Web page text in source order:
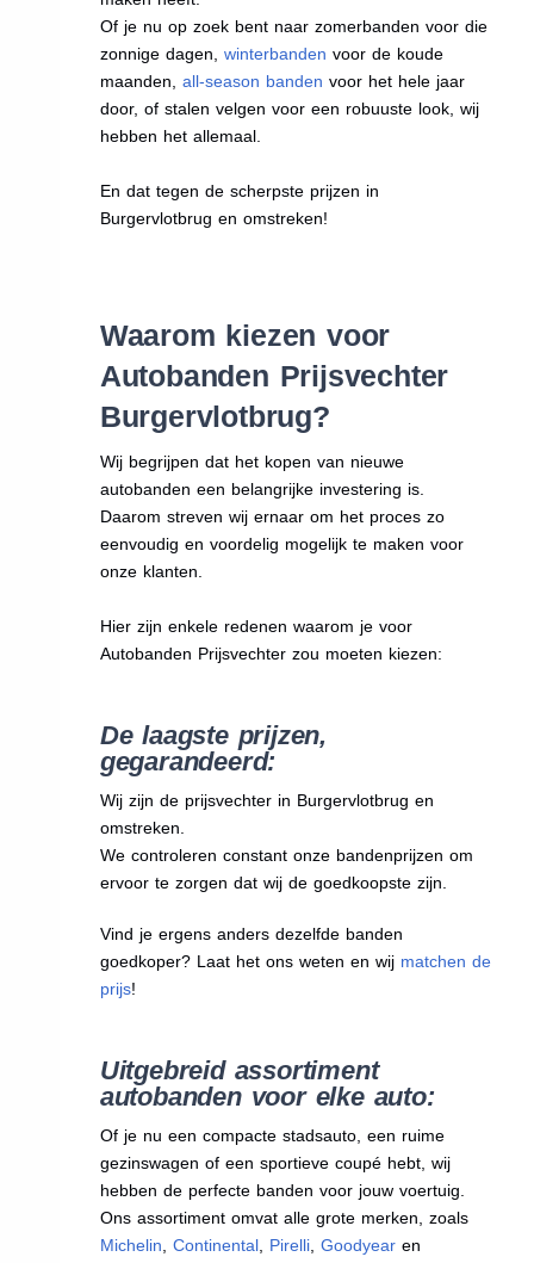
Of je nu op zoek bent naar zomerbanden voor die
zonnige dagen, winterbanden voor de koude
maanden, all-season banden voor het hele jaar
door, of stalen velgen voor een robuuste look, wij
hebben het allemaal.
En dat tegen de scherpste prijzen in
Burgervlotbrug en omstreken!
Waarom kiezen voor
Autobanden Prijsvechter
Burgervlotbrug?
Wij begrijpen dat het kopen van nieuwe
autobanden een belangrijke investering is.
Daarom streven wij ernaar om het proces zo
eenvoudig en voordelig mogelijk te maken voor
onze klanten.
Hier zijn enkele redenen waarom je voor
Autobanden Prijsvechter zou moeten kiezen:
De laagste prijzen,
gegarandeerd:
Wij zijn de prijsvechter in Burgervlotbrug en
omstreken.
We controleren constant onze bandenprijzen om
ervoor te zorgen dat wij de goedkoopste zijn.
Vind je ergens anders dezelfde banden
goedkoper? Laat het ons weten en wij matchen de
prijs!
Uitgebreid assortiment
autobanden voor elke auto:
Of je nu een compacte stadsauto, een ruime
gezinswagen of een sportieve coupé hebt, wij
hebben de perfecte banden voor jouw voertuig.
Ons assortiment omvat alle grote merken, zoals
Michelin, Continental, Pirelli, Goodyearen